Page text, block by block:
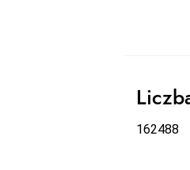
162488